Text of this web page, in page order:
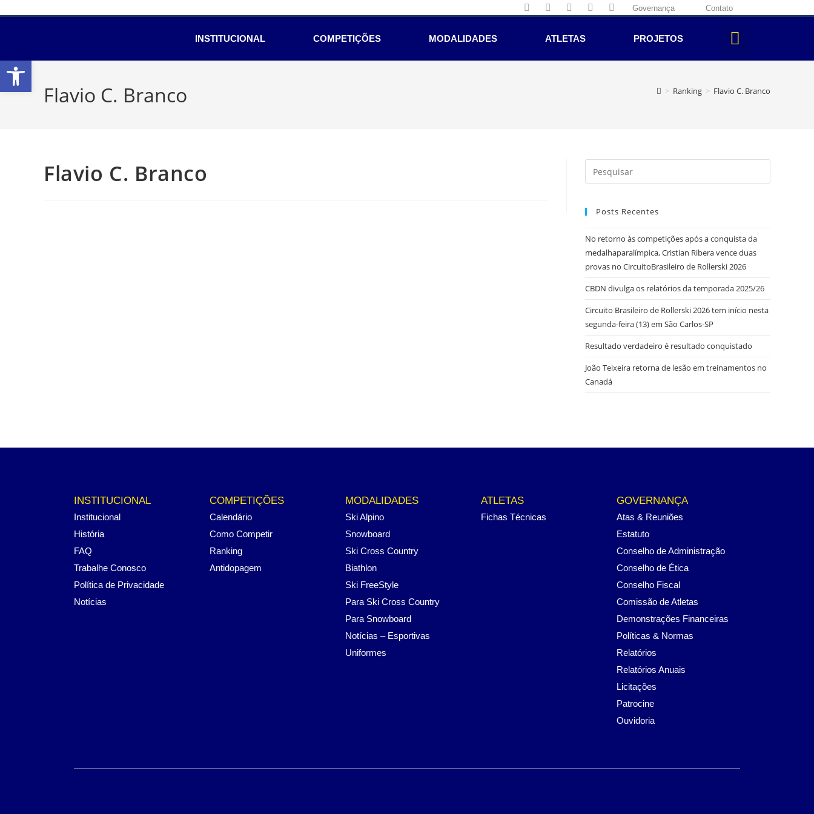
Abrir a barra de ferramentas
Governança Contato
INSTITUCIONAL COMPETIÇÕES MODALIDADES ATLETAS PROJETOS
Flavio C. Branco > Ranking > Flavio C. Branco
Flavio C. Branco
Posts Recentes
No retorno às competições após a conquista da
medalhaparalímpica, Cristian Ribera vence duas
provas no CircuitoBrasileiro de Rollerski 2026
CBDN divulga os relatórios da temporada 2025/26
Circuito Brasileiro de Rollerski 2026 tem início nesta
segunda-feira (13) em São Carlos-SP
Resultado verdadeiro é resultado conquistado
João Teixeira retorna de lesão em treinamentos no
Canadá
INSTITUCIONAL
Institucional
História
FAQ
Trabalhe Conosco
Política de Privacidade
Notícias
COMPETIÇÕES
Calendário
Como Competir
Ranking
Antidopagem
MODALIDADES
Ski Alpino
Snowboard
Ski Cross Country
Biathlon
Ski FreeStyle
Para Ski Cross Country
Para Snowboard
Notícias – Esportivas
Uniformes
ATLETAS
Fichas Técnicas
GOVERNANÇA
Atas & Reuniões
Estatuto
Conselho de Administração
Conselho de Ética
Conselho Fiscal
Comissão de Atletas
Demonstrações Financeiras
Políticas & Normas
Relatórios
Relatórios Anuais
Licitações
Patrocine
Ouvidoria